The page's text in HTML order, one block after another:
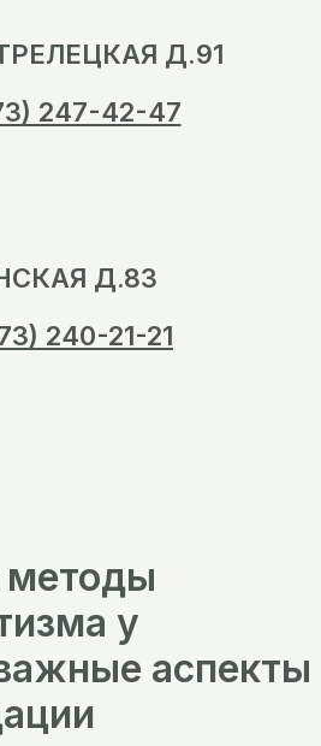
Д.91
247-42-47
Д.83
240-21-21
методы
у
аспекты